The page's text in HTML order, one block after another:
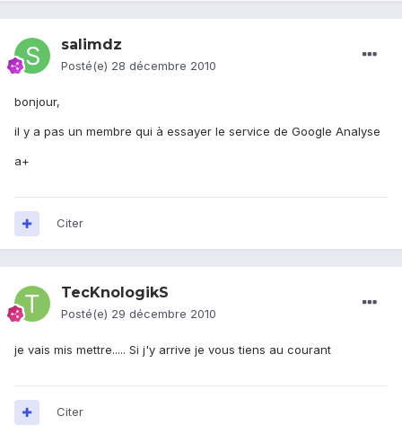
salimdz
Posté(e) 28 décembre 2010
bonjour,
il y a pas un membre qui à essayer le service de Google Analyse
a+
Citer
TecKnologikS
Posté(e) 29 décembre 2010
je vais mis mettre..... Si j'y arrive je vous tiens au courant
Citer